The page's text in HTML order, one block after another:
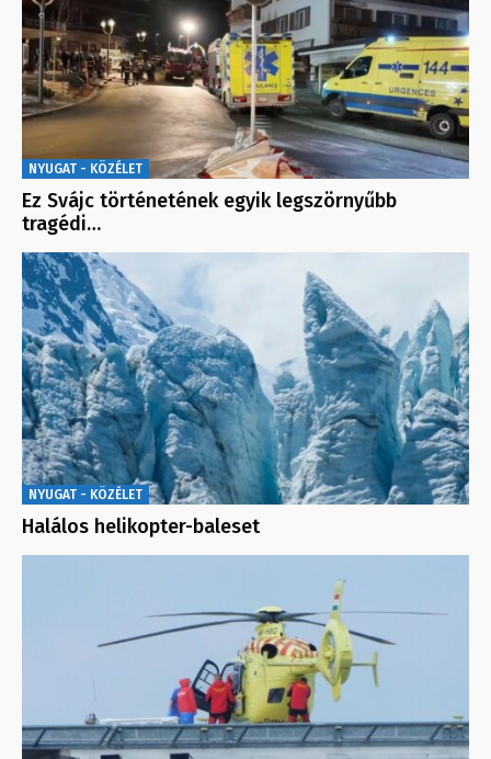
NYUGAT - KÖZÉLET
Ez Svájc történetének egyik legszörnyűbb
tragédi…
NYUGAT - KÖZÉLET
Halálos helikopter-baleset